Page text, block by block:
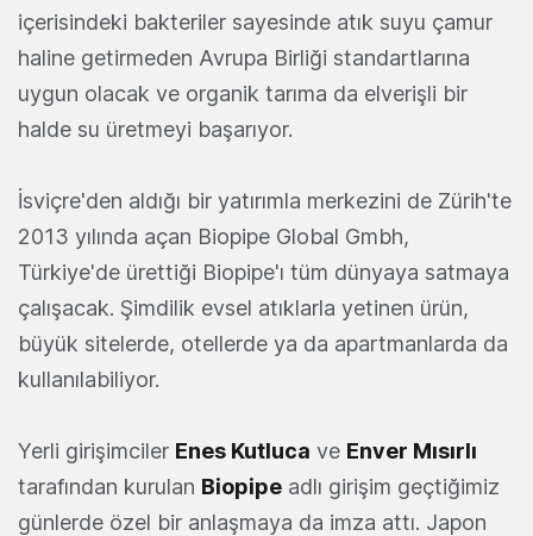
içerisindeki bakteriler sayesinde atık suyu çamur
haline getirmeden Avrupa Birliği standartlarına
uygun olacak ve organik tarıma da elverişli bir
halde su üretmeyi başarıyor.
İsviçre'den aldığı bir yatırımla merkezini de Zürih'te
2013 yılında açan Biopipe Global Gmbh,
Türkiye'de ürettiği Biopipe'ı tüm dünyaya satmaya
çalışacak. Şimdilik evsel atıklarla yetinen ürün,
büyük sitelerde, otellerde ya da apartmanlarda da
kullanılabiliyor.
Yerli girişimciler Enes Kutluca ve Enver Mısırlı
tarafından kurulan Biopipe adlı girişim geçtiğimiz
günlerde özel bir anlaşmaya da imza attı. Japon